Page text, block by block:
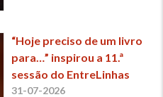
“Hoje preciso de um livro
para…” inspirou a 11.ª
sessão do EntreLinhas
31-07-2026